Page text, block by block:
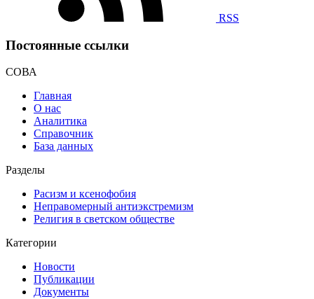
RSS
Постоянные ссылки
СОВА
Главная
О нас
Аналитика
Справочник
База данных
Разделы
Расизм и ксенофобия
Неправомерный антиэкстремизм
Религия в светском обществе
Категории
Новости
Публикации
Документы